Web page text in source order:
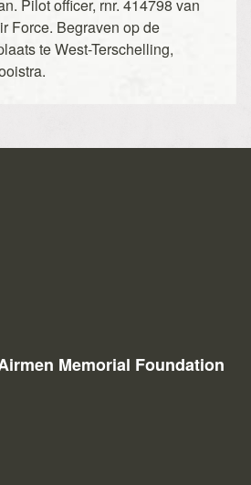
Pilot officer, rnr. 414798 van
Force. Begraven op de
te West-Terschelling,
Memorial Foundation